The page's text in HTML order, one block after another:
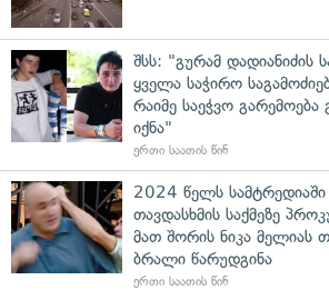
შსს: "გურამ დადიანიძის
ყველა საჭირო
რაიმე საეჭვო
იქნა"
ერთი საათის წინ
2024 წელს სამტრედიაში
თავდასხმის საქმეზე
მათ შორის ნიკა მელიას
ბრალი წარუდგინა
ერთი საათის წინ